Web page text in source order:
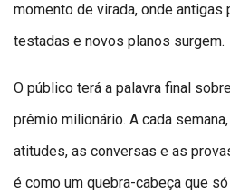
momento de virada, onde
testadas e novos planos surgem.
O público terá a palavra final
prêmio milionário. A cada
atitudes, as conversas e as
é como um quebra-cabeça que